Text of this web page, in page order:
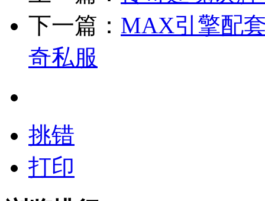
下一篇： MAX引擎配
奇私服
挑错
打印